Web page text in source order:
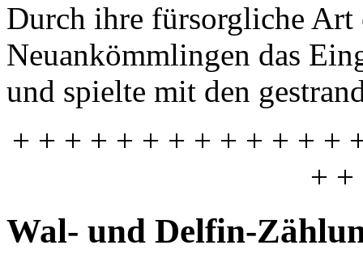
Durch ihre fürsorgliche Art
Neuankömmlingen das
und spielte mit den
+ + + + + + + + + + + + +
+ +
Wal- und Delfin-